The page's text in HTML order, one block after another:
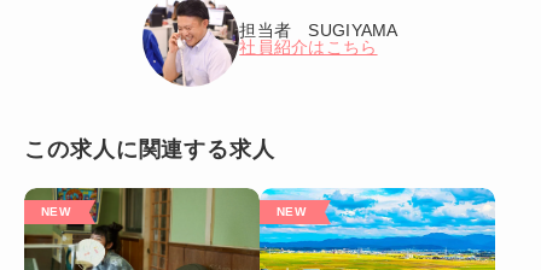
担当者 SUGIYAMA
社員紹介はこちら
この求人に関連する求人